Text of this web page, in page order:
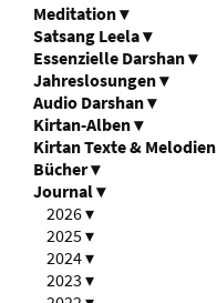
Meditation▾
Satsang Leela▾
Essenzielle Darshan▾
Jahreslosungen▾
Audio Darshan▾
Kirtan-Alben▾
Kirtan Texte & Melodien
Bücher▾
Journal▾
2026▾
2025▾
2024▾
2023 ▾